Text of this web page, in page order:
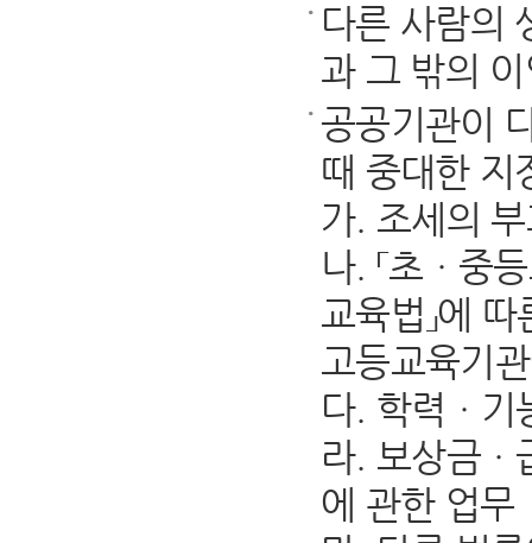
다른 사람의
과 그 밖의
공공기관이
때 중대한 지
가. 조세의
나. 「초ㆍ중
교육법」에
고등교육기
다. 학력ㆍ기
라. 보상금ㆍ
에 관한 업무